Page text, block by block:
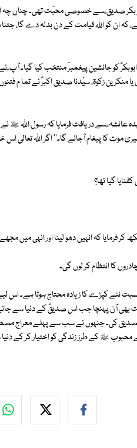
صدیق ؓ سے خصوصی محبّت تھی۔ چناں چہ
کہ ان کو اﷲ قیامت کے دن بدلہ دے گا،
کو جانشین پیغمبرؐ منتخب کیا گیا۔ آپ
یا منکرین زکوۃ، سیّدنا صدیق اکبرؓ نے تما
عائشہ ؓ سے دریافت فرمایا کہ رسول اﷲ ﷺ
موت کا پیغام آجائے گا۔'' اگر اﷲ تعالیٰ
گیا تھا؟
فرمایا کہ انہیں دھو لینا اور انہی میں
کا انتظام کر لوں گی۔
نسبت نئے کپڑے کا زیادہ محتاج ہوتا
بھی آن پہنچا جب اس صدیقؓ کے دنیا سے
کی۔ جنہوں نے سب سے پہلے معراج
محبوب ﷺ کے طرز زندگی کو اختیار کر کے